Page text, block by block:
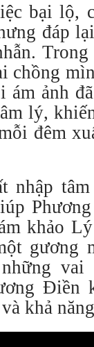
bại lộ,
đáp
chồng
ám ảnh
lý,
đêm
nhập
khảo
gương
vai
Điền
khả